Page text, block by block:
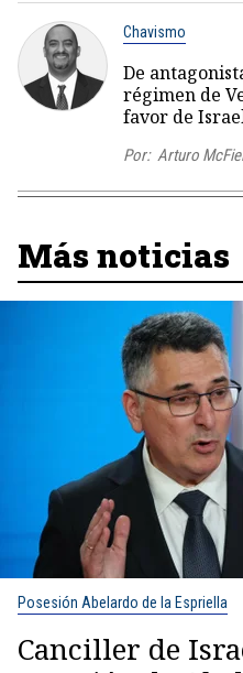
Chavismo
De
régimen de
favor de
Por: Arturo
Más noticias
Posesión Abelardo de la Espriella
Canciller de